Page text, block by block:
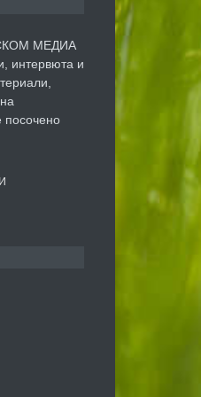
МЕДИА
интервюта и
посочено